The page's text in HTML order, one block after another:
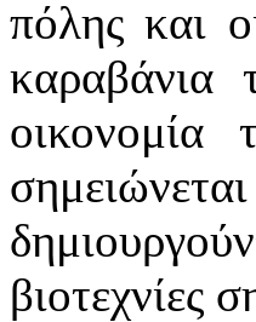
πόλης και
καραβάνια
βιοτεχνίες